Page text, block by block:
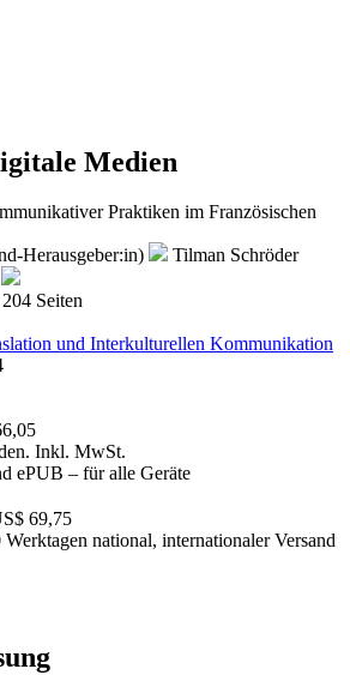
Medien
Praktiken im Französischen
Herausgeber:in)
Tilman Schröder
204 Seiten
und Interkulturellen Kommunikation
Inkl. MwSt.
ePUB – für alle Geräte
69,75
Werktagen national, internationaler Versand